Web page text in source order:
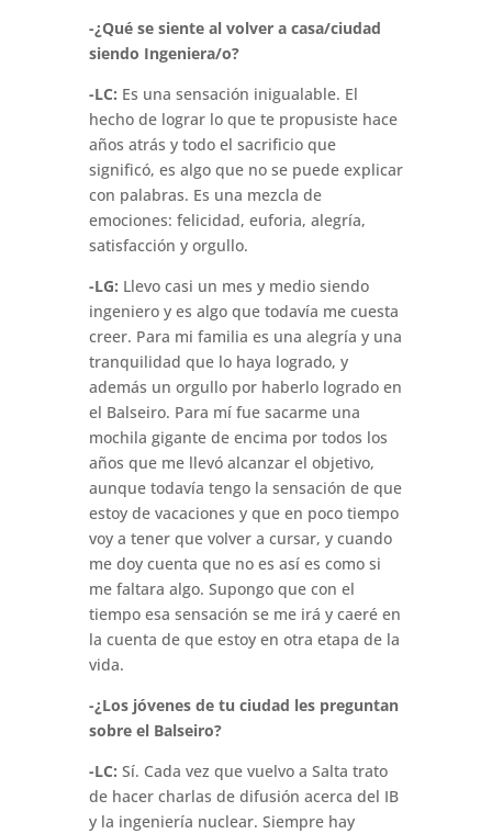
-¿Qué se siente al volver a casa/ciudad
siendo Ingeniera/o?
-LC: Es una sensación inigualable. El
hecho de lograr lo que te propusiste hace
años atrás y todo el sacrificio que
significó, es algo que no se puede explicar
con palabras. Es una mezcla de
emociones: felicidad, euforia, alegría,
satisfacción y orgullo.
-LG: Llevo casi un mes y medio siendo
ingeniero y es algo que todavía me cuesta
creer. Para mi familia es una alegría y una
tranquilidad que lo haya logrado, y
además un orgullo por haberlo logrado en
el Balseiro. Para mí fue sacarme una
mochila gigante de encima por todos los
años que me llevó alcanzar el objetivo,
aunque todavía tengo la sensación de que
estoy de vacaciones y que en poco tiempo
voy a tener que volver a cursar, y cuando
me doy cuenta que no es así es como si
me faltara algo. Supongo que con el
tiempo esa sensación se me irá y caeré en
la cuenta de que estoy en otra etapa de la
vida.
-¿Los jóvenes de tu ciudad les preguntan
sobre el Balseiro?
-LC: Sí. Cada vez que vuelvo a Salta trato
de hacer charlas de difusión acerca del IB
y la ingeniería nuclear. Siempre hay